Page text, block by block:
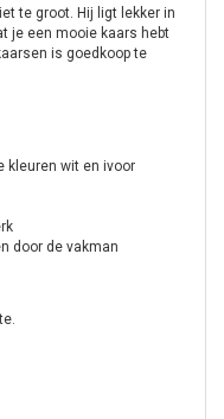
te groot. Hij ligt lekker in
je een mooie kaars hebt
is goedkoop te
kleuren wit en ivoor
door de vakman